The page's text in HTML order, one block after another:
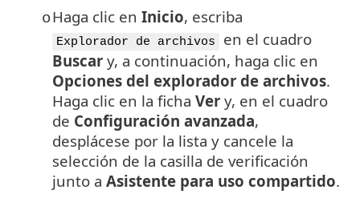
oHaga clic en Inicio, escriba
Explorador de archivos
en el cuadro
Buscar y, a continuación, haga clic en
Opciones del explorador de archivos.
Haga clic en la ficha Ver y, en el cuadro
de Configuración avanzada,
desplácese por la lista y cancele la
selección de la casilla de verificación
junto a Asistente para uso compartido.